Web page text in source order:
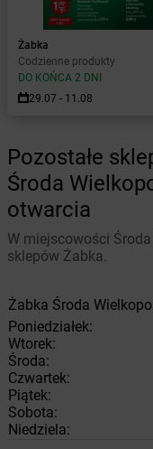
Żabka
Codzienne produkty
DO KOŃCA 2 DNI
29.07 - 11.08
Pozostałe
Środa
otwarcia
W miejscowości
sklepów Żabka.
Żabka Środa
Poniedziałek:
Wtorek:
Środa:
Czwartek:
Piątek:
Sobota:
Niedziela: